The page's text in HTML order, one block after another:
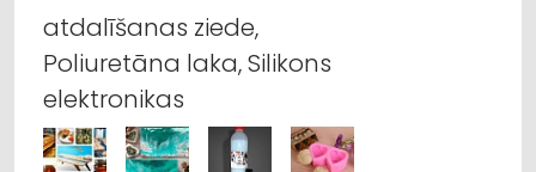
atdalīšanas ziede,
Poliuretāna laka, Silikons
elektronikas